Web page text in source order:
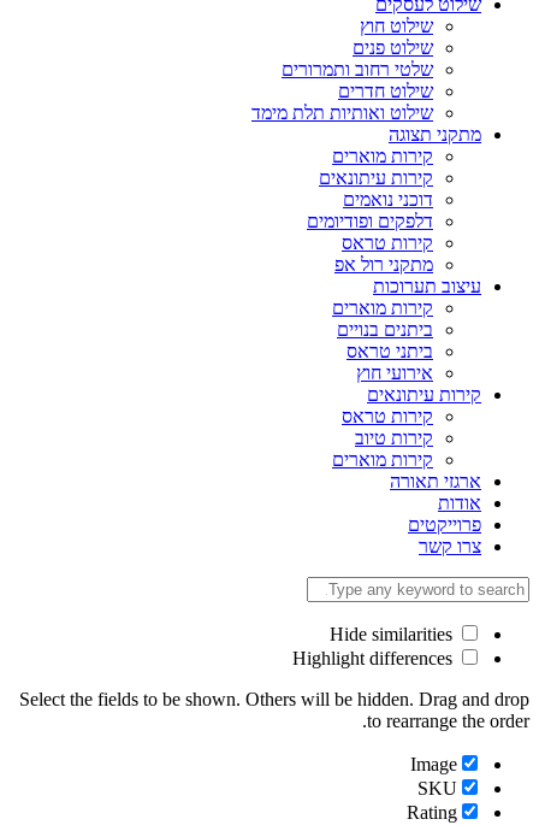
שילוט לעסקים
שילוט חוץ
שילוט פנים
שלטי רחוב ותמרורים
שילוט חדרים
שילוט ואותיות תלת מימד
מתקני תצוגה
קירות מוארים
קירות עיתונאים
דוכני נואמים
דלפקים ופודיומים
קירות טראס
מתקני רול אפ
עיצוב תערוכות
קירות מוארים
ביתנים בנויים
ביתני טראס
אירועי חוץ
קירות עיתונאים
קירות טראס
קירות טיוב
קירות מוארים
ארגזי תאורה
אודות
פרוייקטים
צרו קשר
Hide similarities
Highlight differences
Select the fields to be shown. Others will be hidden. Drag and
to rearrange the
Image
SKU
Rating